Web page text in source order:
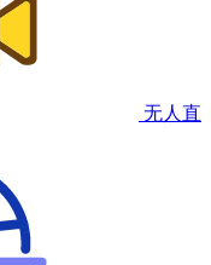
无人直